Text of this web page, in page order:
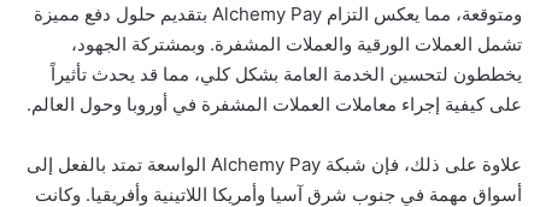
ومتوقعة، مما يعكس التزام Alchemy Pay بتقديم حلول دفع مميزة
تشمل العملات الورقية والعملات المشفرة. وبمشتركة الجهود،
يخططون لتحسين الخدمة العامة بشكل كلي، مما قد يحدث تأثيراً
على كيفية إجراء معاملات العملات المشفرة في أوروبا وحول العالم.
علاوة على ذلك، فإن شبكة Alchemy Pay الواسعة تمتد بالفعل إلى
أسواق مهمة في جنوب شرق آسيا وأمريكا اللاتينية وأفريقيا. وكانت